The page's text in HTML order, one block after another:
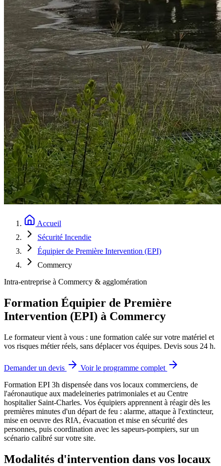
Accueil
Sécurité Incendie
Équipier de Première Intervention (EPI)
Commercy
Intra-entreprise à Commercy & agglomération
Formation Équipier de Première
Intervention (EPI) à Commercy
Le formateur vient à vous : une formation calée sur votre matériel et
vos risques métier réels, sans déplacer vos équipes. Devis sous 24 h.
Demander un devis
Voir le programme complet
Formation EPI 3h dispensée dans vos locaux commerciens, de
l'aéronautique aux madeleineries patrimoniales et au Centre
hospitalier Saint-Charles. Vos équipiers apprennent à réagir dès les
premières minutes d'un départ de feu : alarme, attaque à l'extincteur,
mise en oeuvre des RIA, évacuation et mise en sécurité des
personnes, puis coordination avec les sapeurs-pompiers, sur un
scénario calibré sur votre site.
Modalités d'intervention dans vos locaux